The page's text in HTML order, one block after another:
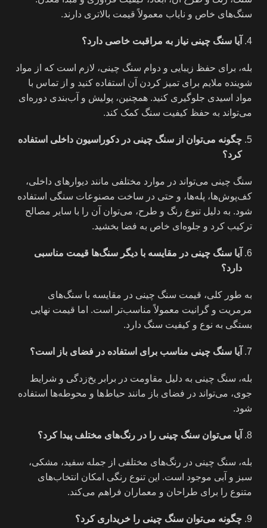
سنگ‌های خاص و نایاب معمولاً قیمت بالاتری دارند.
آیا سنگ چینی نیاز به مراقبت خاصی دارد؟
بله، برای حفظ زیبایی و دوام سنگ چینی، لازم است که از مواد
شوینده ملایم برای تمیز کردن آن استفاده کنید و از تماس با
مواد اسیدی جلوگیری کنید. همچنین، پولیش و آب‌بندی دوره‌ای
می‌تواند به حفظ کیفیت سنگ کمک کند.
چگونه می‌توان از سنگ چینی در دکوراسیون داخلی استفاده
کرد؟
سنگ چینی می‌تواند در موارد مختلفی مانند دیوارهای داخلی،
کف‌پوش‌ها، پله‌ها، و حتی در ساخت مصنوعات سنگی استفاده
شود. به دلیل تنوع رنگ و طرح، می‌توان آن را با سایر مصالح
ترکیب کرد و جلوه‌ای خاص به فضا بخشید.
آیا سنگ چینی در مقایسه با دیگر سنگ‌ها قیمت مناسبی
دارد؟
به طور کلی، قیمت سنگ چینی در مقایسه با سنگ‌های
مرمریت و گرانیت معمولاً مناسب‌تر است. اما قیمت نهایی
بستگی به نوع و کیفیت سنگ دارد.
آیا سنگ چینی مناسب برای استفاده در فضای باز است؟
بله، سنگ چینی به دلیل مقاومت در برابر یخ‌زدگی و شرایط
جوی، می‌تواند در فضای باز مانند حیاط‌ها و محوطه‌ها استفاده
شود.
آیا می‌توان سنگ چینی را در رنگ‌های مختلف پیدا کرد؟
بله، سنگ چینی در رنگ‌های مختلفی از جمله سفید، مشکی،
سبز و آبی موجود است. این تنوع رنگی امکان انتخاب‌های
متنوع را برای طراحان و معماران فراهم می‌کند.
چگونه می‌توان سنگ چینی را خریداری کرد؟